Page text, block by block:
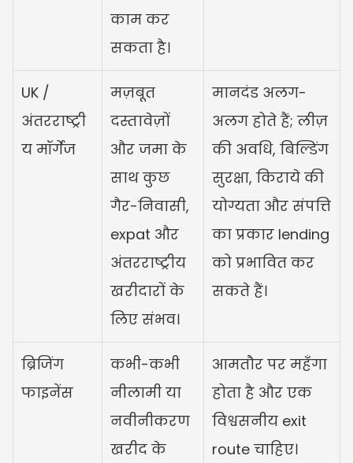
काम कर
सकता है।
UK /
अंतरराष्ट्री
य मॉर्गेज
मज़बूत
दस्तावेज़ों
और जमा के
साथ कुछ
गैर-निवासी,
expat और
अंतरराष्ट्रीय
खरीदारों के
लिए संभव।
मानदंड अलग-
अलग होते हैं; लीज़
की अवधि, बिल्डिंग
सुरक्षा, किराये की
योग्यता और संपत्ति
का प्रकार lending
को प्रभावित कर
सकते हैं।
ब्रिजिंग
फाइनेंस
कभी-कभी
नीलामी या
नवीनीकरण
खरीद के
आमतौर पर महँगा
होता है और एक
विश्वसनीय exit
route चाहिए।